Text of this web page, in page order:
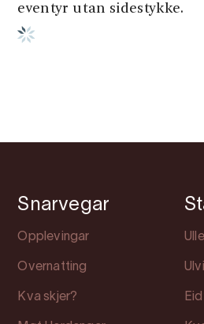
eventyr utan sidestykke.
Snarvegar
Opplevingar
Overnatting
Kva skjer?